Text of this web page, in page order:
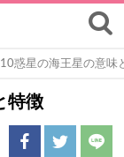
惑星の海王星の意味
特徴